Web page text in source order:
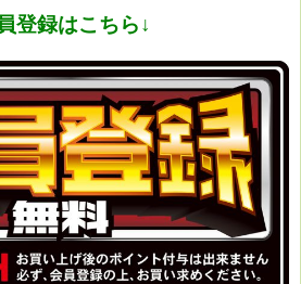
登録はこちら↓